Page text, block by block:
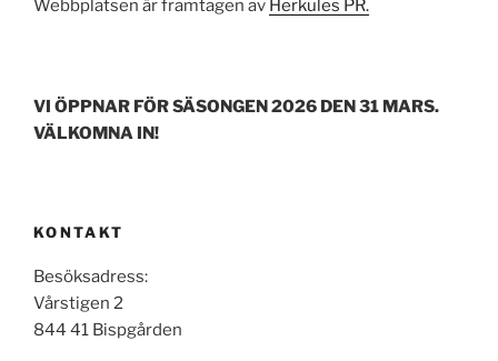
Webbplatsen är framtagen av Herkules PR.
VI ÖPPNAR FÖR SÄSONGEN 2026 DEN 31 MARS.
VÄLKOMNA IN!
KONTAKT
Besöksadress:
Vårstigen 2
844 41 Bispgården